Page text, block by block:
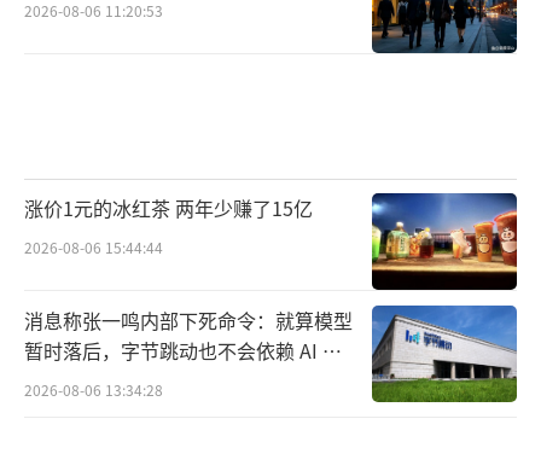
2026-08-06 11:20:53
涨价1元的冰红茶 两年少赚了15亿
2026-08-06 15:44:44
消息称张一鸣内部下死命令：就算模型
暂时落后，字节跳动也不会依赖 AI 蒸
馏技术
2026-08-06 13:34:28